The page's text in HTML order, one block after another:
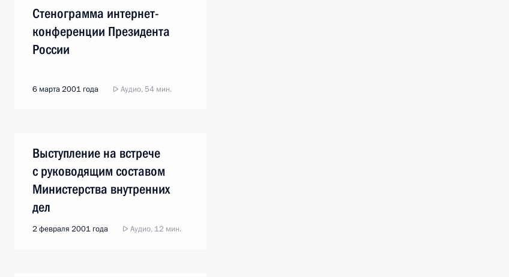
Стенограмма интернет-
конференции Президента
России
6 марта 2001 года Аудио, 54 мин.
Выступление на встрече
с руководящим составом
Министерства внутренних
дел
2 февраля 2001 года Аудио, 12 мин.